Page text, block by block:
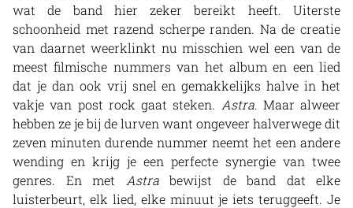
wat de band hier zeker bereikt heeft. Uiterste
schoonheid met razend scherpe randen. Na de creatie
van daarnet weerklinkt nu misschien wel een van de
meest filmische nummers van het album en een lied
dat je dan ook vrij snel en gemakkelijks halve in het
vakje van post rock gaat steken. Astra. Maar alweer
hebben ze je bij de lurven want ongeveer halverwege dit
zeven minuten durende nummer neemt het een andere
wending en krijg je een perfecte synergie van twee
genres. En met
Astrabewijst de band dat elke
luisterbeurt, elk lied, elke minuut je iets teruggeeft. Je